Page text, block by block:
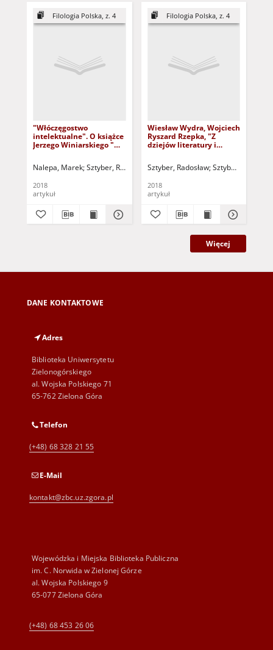
Filologia Polska, z. 4
"Włóczęgostwo
intelektualne". O książce
Jerzego Winiarskiego "W
antropologiczne z
współczesne). Studia i
szkice" - recenzja
Nalepa, Marek Sztyber, Radosław - red. nacz.
2018
artykuł
Filologia Polska, z. 4
Wiesław Wydra, Wojciech
Ryszard Rzepka, "Z
dziejów literatury i
tekstach" - recenzja
Sztyber, Radosław Sztyber,
2018
artykuł
Więcej
DANE KONTAKTOWE
Adres
Biblioteka Uniwersytetu
Zielonogórskiego
al. Wojska Polskiego 71
65-762 Zielona Góra
Telefon
(+48) 68 328 21 55
E-Mail
kontakt@zbc.uz.zgora.pl
Wojewódzka i Miejska Biblioteka Publiczna
im. C. Norwida w Zielonej Górze
al. Wojska Polskiego 9
65-077 Zielona Góra
(+48) 68 453 26 06